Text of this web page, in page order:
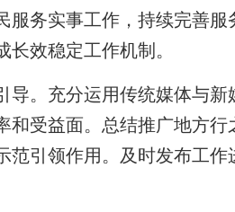
服务实事工作，持续完善
长效稳定工作机制。
。充分运用传统媒体与新
和受益面。总结推广地方
范引领作用。及时发布工